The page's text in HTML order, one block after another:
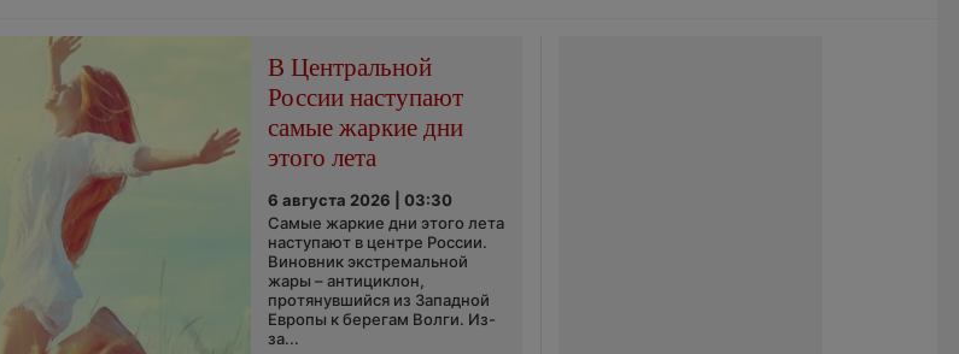
В Центральной
России наступают
самые жаркие дни
этого лета
6 августа 2026 | 03:30
Самые жаркие дни этого лета
наступают в центре России.
Виновник экстремальной
жары – антициклон,
протянувшийся из Западной
Европы к берегам Волги. Из-
за...